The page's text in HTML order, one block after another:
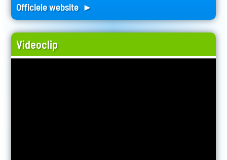
Officiele website ►
Videoclip